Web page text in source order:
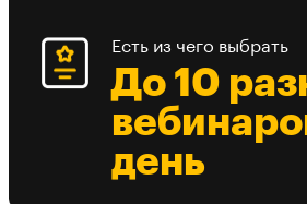
Есть из чего выбрать
До 10
день